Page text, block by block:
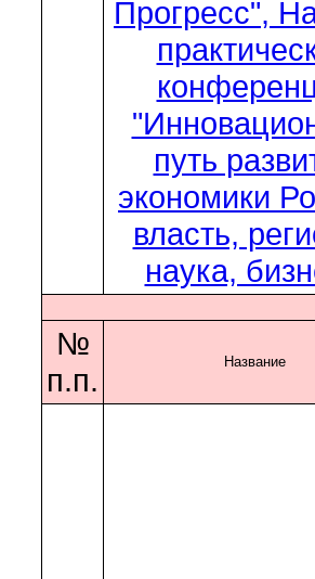
Прогресс",
путь
экономики
власть,
наука,
№
п.п.
Название